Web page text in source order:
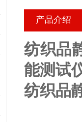
产品介绍
纺织品
能测试
纺织品